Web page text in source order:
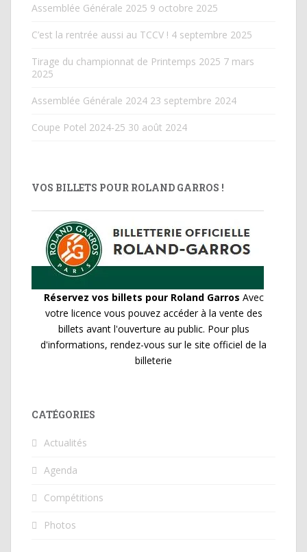
Assemblée Générale 2025 9 octobre 2025
C’est la rentrée aussi au TCCV ! 4 septembre 2025
Tirage du championnat de Printemps 2025 7 mars
2025
Assemblée Générale 2024 23 septembre 2024
Coupe Potel 2024-25 30 août 2024
VOS BILLETS POUR ROLAND GARROS !
Réservez vos billets pour Roland Garros Avec
votre licence vous pouvez accéder à la vente des
billets avant l'ouverture au public. Pour plus
d'informations, rendez-vous sur le site officiel de la
billeterie
CATÉGORIES
Actualités
Agenda
Compétitions
Photos